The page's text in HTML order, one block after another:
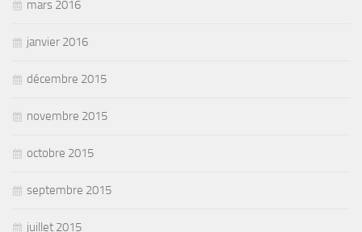
mars 2016
janvier 2016
décembre 2015
novembre 2015
octobre 2015
septembre 2015
juillet 2015